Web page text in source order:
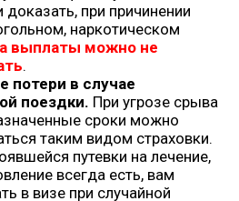
доказать, при причинении
наркотическом
выплаты можно не
.
потери в случае
поездки. При угрозе срыва
сроки можно
таким видом страховки.
путевки на лечение,
всегда есть, вам
в визе при случайной